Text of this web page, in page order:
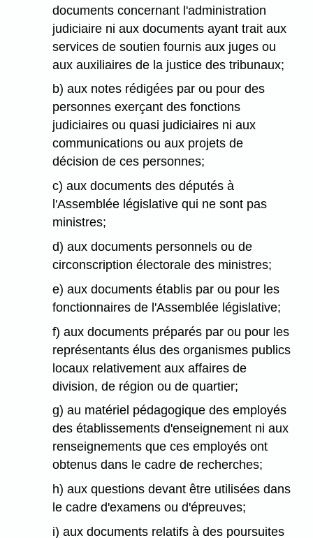
documents concernant l'administration
judiciaire ni aux documents ayant trait aux
services de soutien fournis aux juges ou
aux auxiliaires de la justice des tribunaux;
b) aux notes rédigées par ou pour des
personnes exerçant des fonctions
judiciaires ou quasi judiciaires ni aux
communications ou aux projets de
décision de ces personnes;
c) aux documents des députés à
l'Assemblée législative qui ne sont pas
ministres;
d) aux documents personnels ou de
circonscription électorale des ministres;
e) aux documents établis par ou pour les
fonctionnaires de l'Assemblée législative;
f) aux documents préparés par ou pour les
représentants élus des organismes publics
locaux relativement aux affaires de
division, de région ou de quartier;
g) au matériel pédagogique des employés
des établissements d'enseignement ni aux
renseignements que ces employés ont
obtenus dans le cadre de recherches;
h) aux questions devant être utilisées dans
le cadre d'examens ou d'épreuves;
i) aux documents relatifs à des poursuites